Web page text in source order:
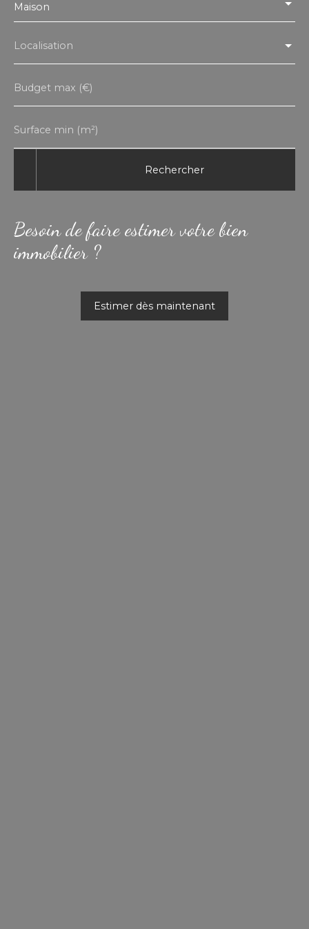
Maison
Localisation
Budget max (€)
Surface min (m²)
Rechercher
Besoin de faire estimer votre bien
immobilier ?
Estimer dès maintenant